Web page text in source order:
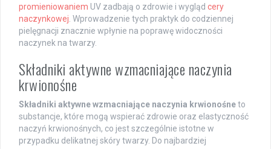
promieniowaniem UV zadbają o zdrowie i wygląd cery
naczynkowej . Wprowadzenie tych praktyk do codziennej
pielęgnacji znacznie wpłynie na poprawę widoczności
naczynek na twarzy.
Składniki aktywne wzmacniające naczynia
krwionośne
Składniki aktywne wzmacniające naczynia krwionośneto
substancje, które mogą wspierać zdrowie oraz elastyczność
naczyń krwionośnych, co jest szczególnie istotne w
przypadku delikatnej skóry twarzy. Do najbardziej